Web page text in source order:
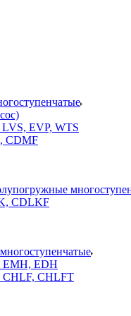
EVP, WTS
CDMF
CDLKF
EMH, EDH
CHLF, CHLFT